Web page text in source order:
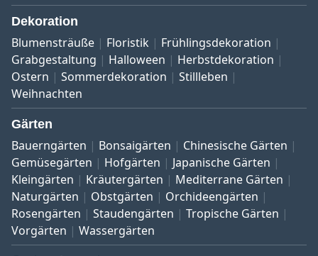
Dekoration
Blumensträuße Floristik
Frühlingsdekoration
Grabgestaltung
Halloween
Herbstdekoration
Ostern
Sommerdekoration
Stillleben
Weihnachten
Gärten
Bauerngärten Bonsaigärten
Chinesische Gärten
Gemüsegärten
Hofgärten
Japanische Gärten
Kleingärten
Kräutergärten
Mediterrane Gärten
Naturgärten
Obstgärten
Orchideengärten
Rosengärten
Staudengärten
Tropische Gärten
Vorgärten
Wassergärten